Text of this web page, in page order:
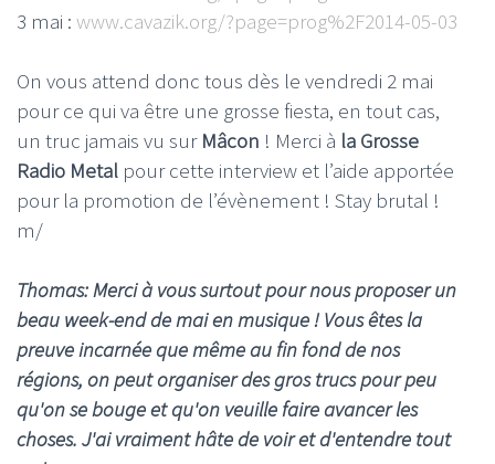
3 mai : www.cavazik.org/?page=prog%2F2014-05-03
On vous attend donc tous dès le vendredi 2 mai
pour ce qui va être une grosse fiesta, en tout cas,
un truc jamais vu sur Mâcon ! Merci à la Grosse
Radio Metal pour cette interview et l’aide apportée
pour la promotion de l’évènement ! Stay brutal !
m/
Thomas: Merci à vous surtout pour nous proposer un
beau week-end de mai en musique ! Vous êtes la
preuve incarnée que même au fin fond de nos
régions, on peut organiser des gros trucs pour peu
qu'on se bouge et qu'on veuille faire avancer les
choses. J'ai vraiment hâte de voir et d'entendre tout